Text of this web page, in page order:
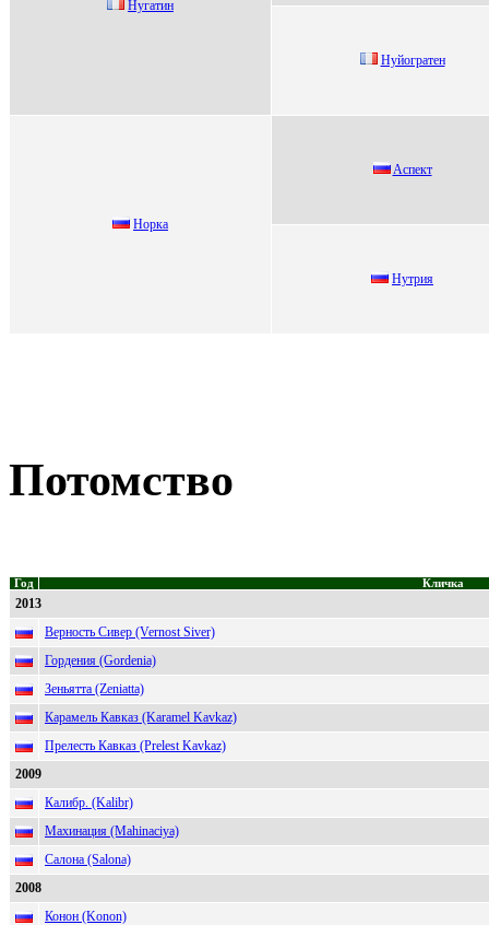
Hугaтин
Hуйoгpaтeн
Hорка
Acпeкт
Hутpия
Потомство
Год Кличка
2013
Верность Сивер (Vernost Siver)
Гордения (Gordenia)
Зеньятта (Zeniatta)
Карамель Кавказ (Karamel Kavkaz)
Прелесть Кавказ (Prelest Kavkaz)
2009
Калибр. (Kalibr)
Махинация (Mahinaciya)
Салона (Salona)
2008
Конон (Konon)